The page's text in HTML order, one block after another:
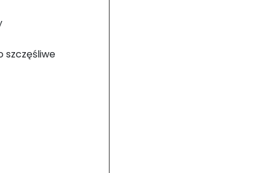
szczęśliwe